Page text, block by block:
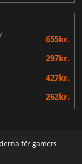
655kr.
297kr.
427kr.
262kr.
för gamers